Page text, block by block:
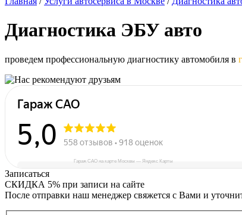
Диагностика ЭБУ авто
проведем профессиональную диагностику автомобиля в
Гараж САО на карте Москвы — Яндекс Карты
Записаться
СКИДКА 5% при записи на сайте
После отправки наш менеджер свяжется с Вами и